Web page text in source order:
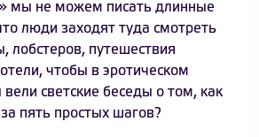
мы не можем писать длинные
люди заходят туда смотреть
лобстеров, путешествия
чтобы в эротическом
светские беседы о том, как
пять простых шагов?